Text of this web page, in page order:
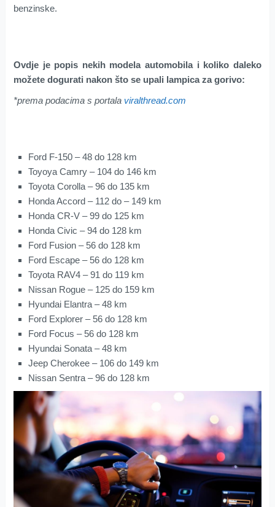
benzinske.
Ovdje je popis nekih modela automobila i koliko daleko
možete dogurati nakon što se upali lampica za gorivo:
*prema podacima s portala viralthread.com
Ford F-150 – 48 do 128 km
Toyoya Camry – 104 do 146 km
Toyota Corolla – 96 do 135 km
Honda Accord – 112 do – 149 km
Honda CR-V – 99 do 125 km
Honda Civic – 94 do 128 km
Ford Fusion – 56 do 128 km
Ford Escape – 56 do 128 km
Toyota RAV4 – 91 do 119 km
Nissan Rogue – 125 do 159 km
Hyundai Elantra – 48 km
Ford Explorer – 56 do 128 km
Ford Focus – 56 do 128 km
Hyundai Sonata – 48 km
Jeep Cherokee – 106 do 149 km
Nissan Sentra – 96 do 128 km